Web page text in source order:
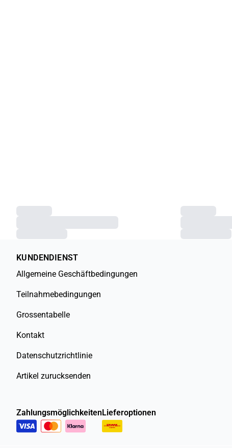
KUNDENDIENST
Allgemeine Geschäftbedingungen
Teilnahmebedingungen
Grossentabelle
Kontakt
Datenschutzrichtlinie
Artikel zurucksenden
Zahlungsmöglichkeiten Lieferoptionen